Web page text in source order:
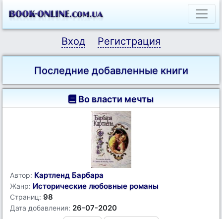
Вход Регистрация
Последние добавленные книги
Во власти мечты
Автор: Картленд Барбара
Жанр: Исторические любовные романы
Страниц: 98
Дата добавления: 26-07-2020